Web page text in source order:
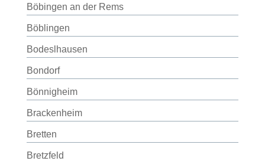
Böbingen an der Rems
Böblingen
Bodeslhausen
Bondorf
Bönnigheim
Brackenheim
Bretten
Bretzfeld